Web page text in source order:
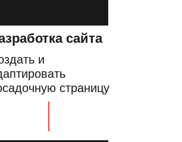
сайта
и
страницу